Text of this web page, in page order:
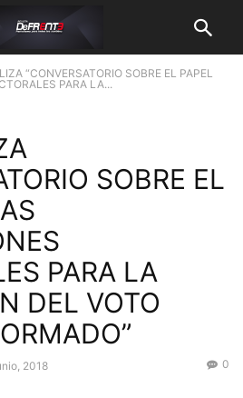
“CONVERSATORIO SOBRE EL PAPEL
PARA LA...
SOBRE EL
PARA LA
DEL VOTO
2018 0